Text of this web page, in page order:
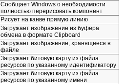
Сообщает Windows о необходимости
полностью перерисовать компонент
Рисует на канве прямую линию
Загружает изображение из буфера
обмена в формате Clipboard
Загружает изображение, хранящееся в
файле
Загружает битовую карту из файла
ресурсов по указанному идентификатору
Загружает битовую карту из файла
ресурсов по указанному имени